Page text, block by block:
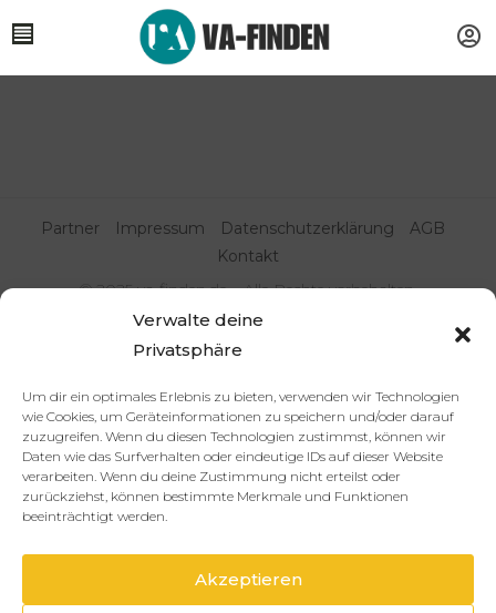
Verwalte deine
Privatsphäre
Um dir ein optimales Erlebnis zu bieten, verwenden wir Technologien
wie Cookies, um Geräteinformationen zu speichern und/oder darauf
zuzugreifen. Wenn du diesen Technologien zustimmst, können wir
Daten wie das Surfverhalten oder eindeutige IDs auf dieser Website
verarbeiten. Wenn du deine Zustimmung nicht erteilst oder
zurückziehst, können bestimmte Merkmale und Funktionen
beeinträchtigt werden.
Akzeptieren
© 2025 va-finden.de – Alle Rechte vorbehalten.
Partner Impressum Datenschutzerklärung
AGB
Kontakt
Virtuelle Assistenz & Freelancer
finden | VA Expert:innenportal